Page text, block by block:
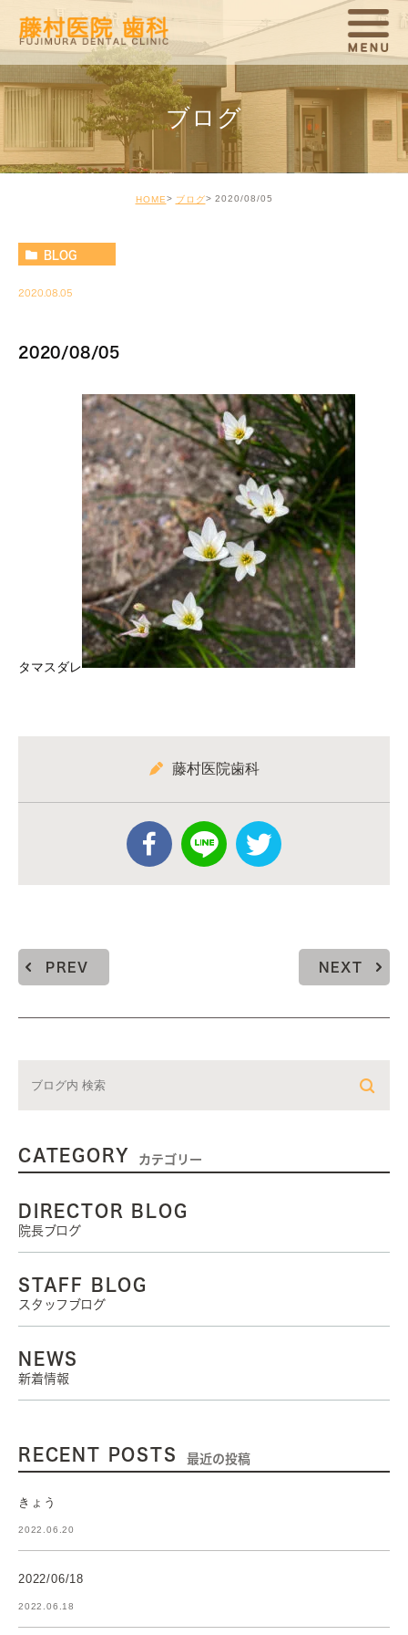
ブログ
HOME ブログ 2020/08/05
BLOG
2020.08.05
2020/08/05
タマスダレ
藤村医院歯科
PREV NEXT
CATEGORY カテゴリー
DIRECTOR BLOG
院長ブログ
STAFF BLOG
スタッフブログ
NEWS
新着情報
RECENT POSTS 最近の投稿
きょう
2022.06.20
2022/06/18
2022.06.18